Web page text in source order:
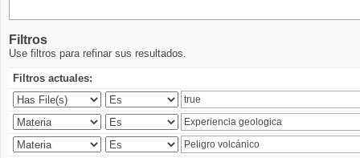
Filtros
Use filtros para refinar sus resultados.
Filtros actuales: